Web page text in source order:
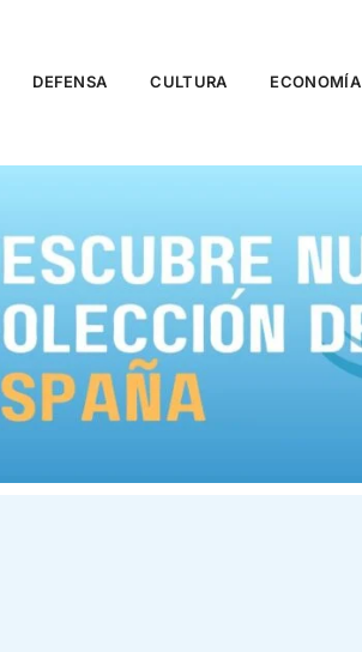
DEFENSA CULTURA ECONOMÍA